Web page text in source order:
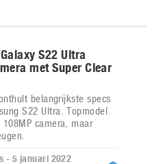
S22 Ultra
met Super Clear
belangrijkste specs
S22 Ultra. Topmodel
camera, maar
- 5 januari 2022